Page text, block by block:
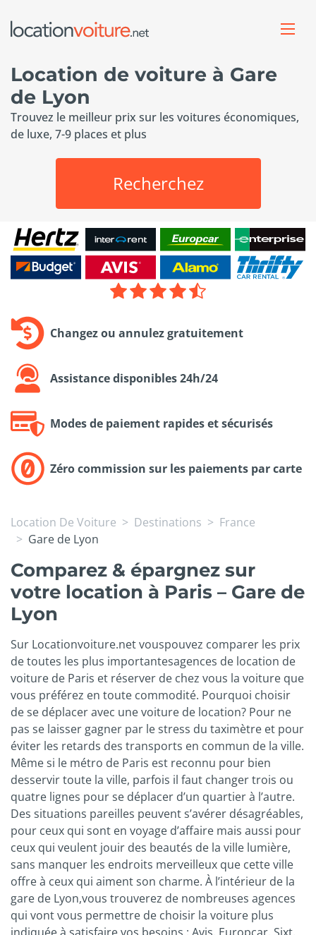
Location de voiture à Gare
de Lyon
Trouvez le meilleur prix sur les voitures économiques,
de luxe, 7-9 places et plus
Recherchez
Changez ou annulez gratuitement
Assistance disponibles 24h/24
Modes de paiement rapides et sécurisés
Zéro commission sur les paiements par carte
Location De Voiture Destinations
France
Gare de Lyon
Comparez & épargnez sur
votre location à Paris – Gare de
Lyon
Sur Locationvoiture.net vouspouvez comparer les prix
de toutes les plus importantesagences de location de
voiture de Paris et réserver de chez vous la voiture que
vous préférez en toute commodité. Pourquoi choisir
de se déplacer avec une voiture de location? Pour ne
pas se laisser gagner par le stress du taximètre et pour
éviter les retards des transports en commun de la ville.
Même si le métro de Paris est reconnu pour bien
desservir toute la ville, parfois il faut changer trois ou
quatre lignes pour se déplacer d’un quartier à l’autre.
Des situations pareilles peuvent s’avérer désagréables,
pour ceux qui sont en voyage d’affaire mais aussi pour
ceux qui veulent jouir des beautés de la ville lumière,
sans manquer les endroits merveilleux que cette ville
offre à ceux qui aiment son charme. À l’intérieur de la
gare de Lyon,vous trouverez de nombreuses agences
qui vont vous permettre de choisir la voiture plus